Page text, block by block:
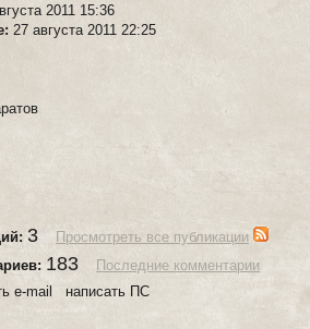
2011 15:36
27 августа 2011 22:25
3
Просмотреть все публикации
183
Последние комментарии
e-mail написать ПС